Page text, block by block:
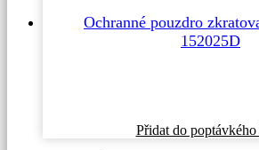
Ochranné pouzdro
152025D
Přidat do poptávkého